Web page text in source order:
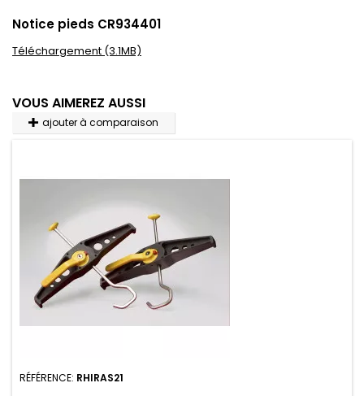
Notice pieds CR934401
Téléchargement (3.1MB)
VOUS AIMEREZ AUSSI
ajouter à comparaison
RÉFÉRENCE: RHIRAS21